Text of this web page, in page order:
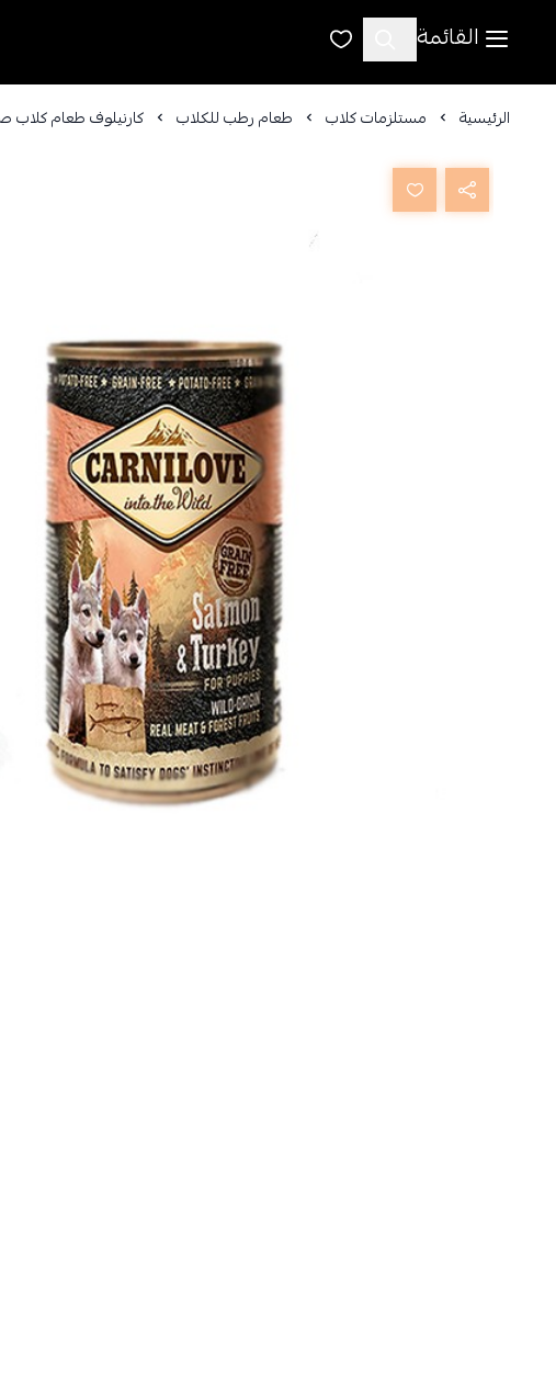
القائمة
الرئيسية مستلزمات كلاب طعام رطب للكلاب كارنيلوف طعام كلاب